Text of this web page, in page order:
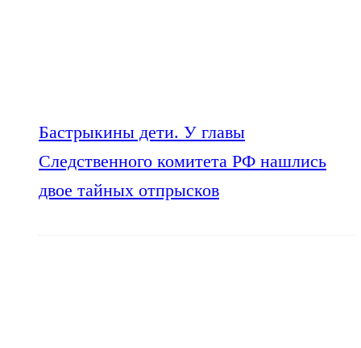
Бастрыкины дети. У главы
Следственного комитета РФ нашлись
двое тайных отпрысков